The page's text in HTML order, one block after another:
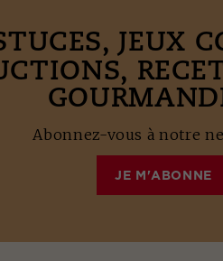
JEUX
Abonnez-vous à notre
JE M'ABONNE